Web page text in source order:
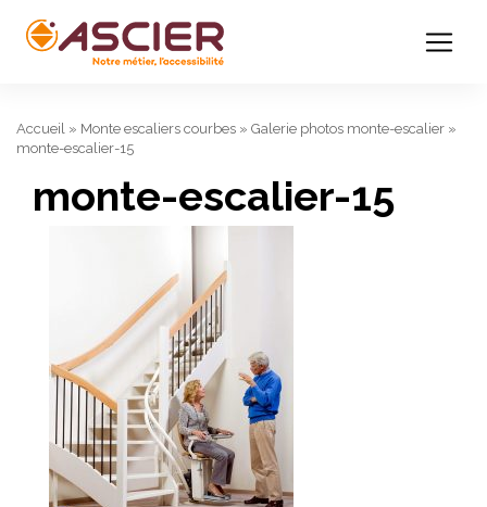
Accueil » Monte escaliers courbes » Galerie photos monte-escalier »
monte-escalier-15
monte-escalier-15